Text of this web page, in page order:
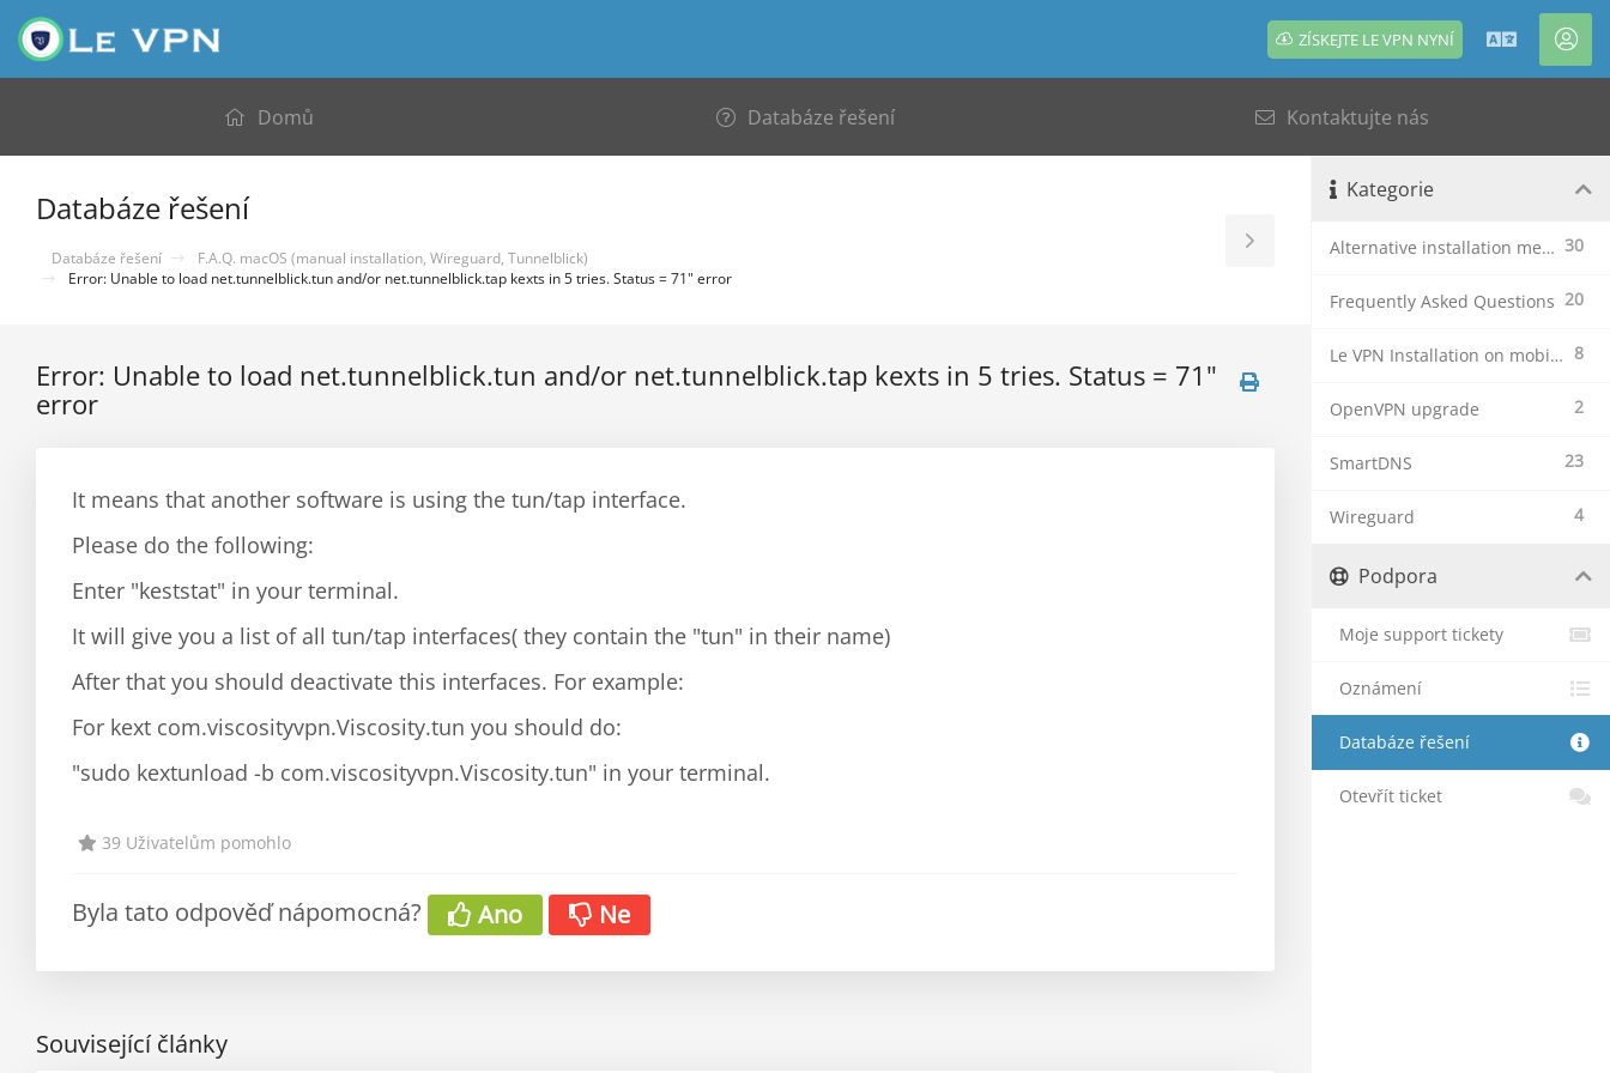
ZÍSKEJTE LE VPN NYNÍ Čeština
Domů Databáze řešení Kontaktujte nás
Databáze řešení
Databáze řešení
F.A.Q. macOS (manual installation, Wireguard, Tunnelblick)
Error: Unable to load net.tunnelblick.tun and/or net.tunnelblick.tap kexts in 5 tries. Status = 71" error
Toggle
Sidebar
Error: Unable to load net.tunnelblick.tun and/or net.tunnelblick.tap kexts in 5 tries. Status = 71"
error
It means that another software is using the tun/tap interface.
Please do the following:
Enter "keststat" in your terminal.
It will give you a list of all tun/tap interfaces( they contain the "tun" in their name)
After that you should deactivate this interfaces. For example:
For kext com.viscosityvpn.Viscosity.tun you should do:
"sudo kextunload -b com.viscosityvpn.Viscosity.tun" in your terminal.
39 Uživatelům pomohlo
Byla tato odpověď nápomocná? Ano Ne
Související články
Kategorie
30
Alternative installation methods
20
Frequently Asked Questions
8
Le VPN Installation on mobile devices
2
OpenVPN upgrade
23
SmartDNS
4
Wireguard
Podpora
Moje support tickety
Oznámení
Databáze řešení
Otevřít ticket